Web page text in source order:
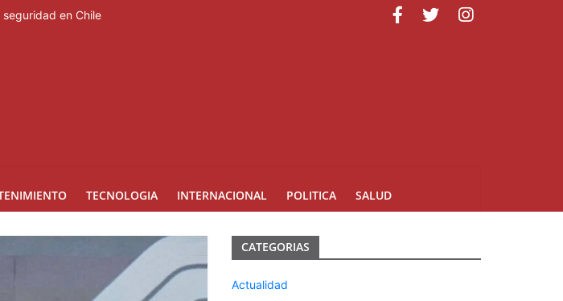
en Chile
TECNOLOGIA INTERNACIONAL POLITICA SALUD
CATEGORIAS
Actualidad